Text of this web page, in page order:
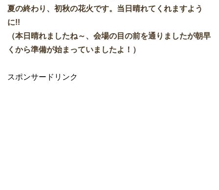
夏の終わり、初秋の花火です。当日晴れてくれますよう
に!!
（本日晴れましたね～、会場の目の前を通りましたが朝早
くから準備が始まっていましたよ！）
スポンサードリンク